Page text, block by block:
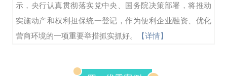
示，央行认真贯彻落实党中央、国务院决策部署，将推动
实施动产和权利担保统一登记，作为便利企业融资、优化
营商环境的一项重要举措抓实抓好。
【详情】